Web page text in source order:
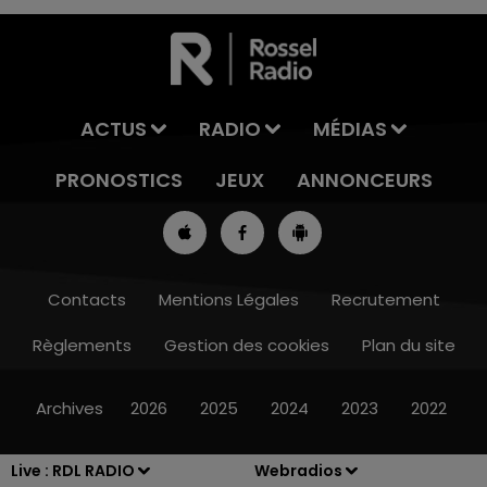
Live : RDL RADIO Webradios
10h00 - 12h00
ACTUS RADIO
MÉDIAS
PRONOSTICS
JEUX ANNONCEURS
Contacts Mentions Légales
Recrutement
Règlements
Gestion des cookies Plan du site
Archives 2026 2025 2024 2023 2022